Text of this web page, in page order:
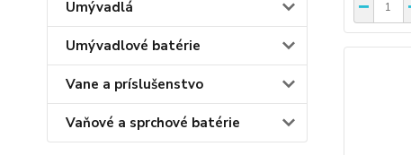
Umývadlá
Umývadlové batérie
Vane a príslušenstvo
Vaňové a sprchové batérie